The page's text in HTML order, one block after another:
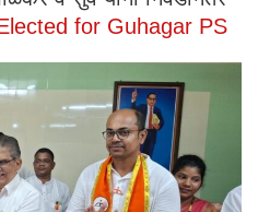
for Guhagar PS